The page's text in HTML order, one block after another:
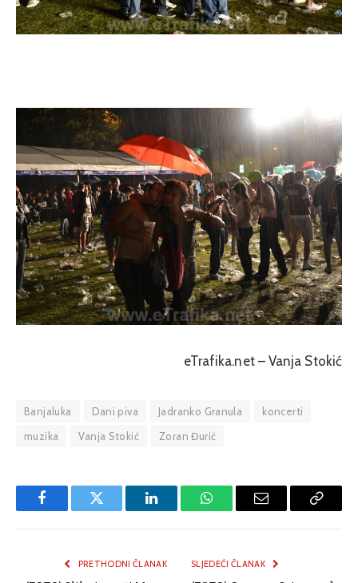
eTrafika.net – Vanja Stokić
Banjaluka Dani piva Jadranko Granula
koncerti
muzika
Vanja Stokić Zoran Đurić
FacebookTwitter LinkedInWhatsAppEmail
Copy
PRETHODNI ČLANAK SLJEDEĆI ČLANAK